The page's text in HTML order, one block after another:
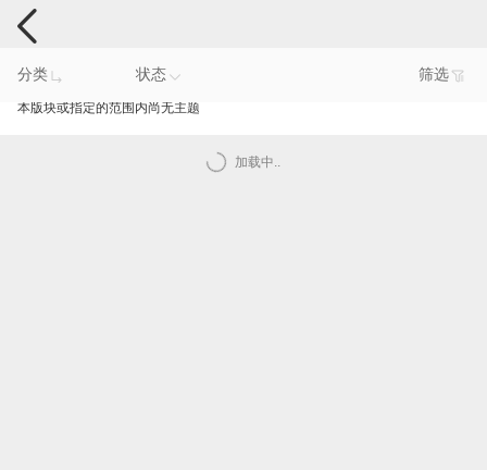
电脑反馈
分类 状态 筛选
本版块或指定的范围内尚无主题
加载中..